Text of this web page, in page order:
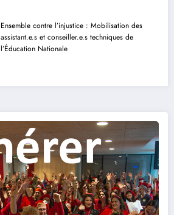
Ensemble contre l’injustice : Mobilisation des
assistant.e.s et conseiller.e.s techniques de
l’Éducation Nationale